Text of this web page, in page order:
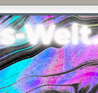
Grössen und Accessoires